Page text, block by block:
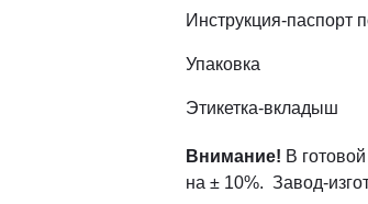
Инструкция-паспорт
Упаковка
Этикетка-вкладыш
Внимание! В
на ± 10%. Завод-